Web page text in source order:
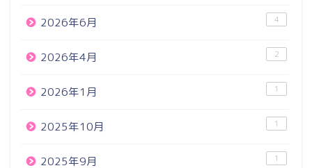
2026年6月 4
2026年4月 2
2026年1月 1
2025年10月 1
2025年9月 1